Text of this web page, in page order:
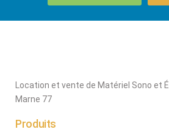
Traitements sons
Public adress /
Location et vente de Matériel Sono et
Marne 77
Produits